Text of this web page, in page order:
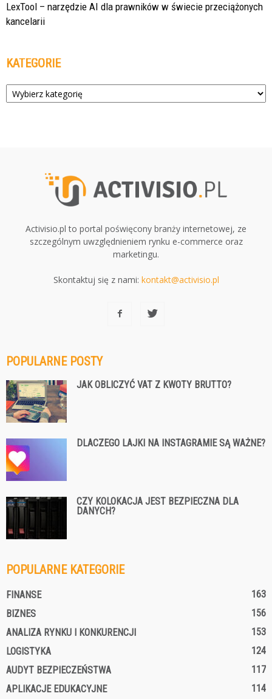
LexTool – narzędzie AI dla prawników w świecie przeciążonych
kancelarii
KATEGORIE
Kategorie
Activisio.pl to portal poświęcony branży internetowej, ze
szczególnym uwzględnieniem rynku e-commerce oraz
marketingu.
Skontaktuj się z nami: kontakt@activisio.pl
POPULARNE POSTY
JAK OBLICZYĆ VAT Z KWOTY BRUTTO?
DLACZEGO LAJKI NA INSTAGRAMIE SĄ WAŻNE?
CZY KOLOKACJA JEST BEZPIECZNA DLA
DANYCH?
POPULARNE KATEGORIE
FINANSE
163
BIZNES
156
ANALIZA RYNKU I KONKURENCJI
153
LOGISTYKA
124
AUDYT BEZPIECZEŃSTWA
117
APLIKACJE EDUKACYJNE
114